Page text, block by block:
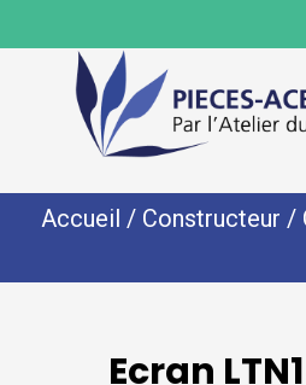
Accueil / Constructeur /
Ecran